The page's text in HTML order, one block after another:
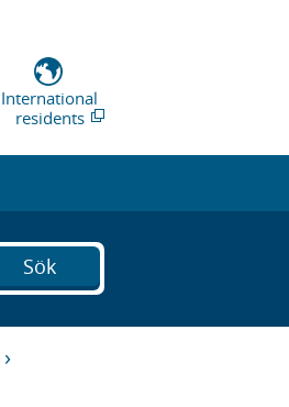
International
residents
Sök